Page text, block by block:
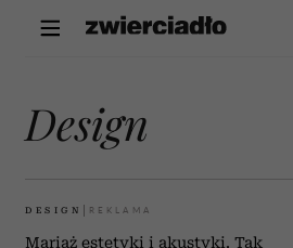
Design
DESIGN
Mariaż estetyki i akustyki. Tak